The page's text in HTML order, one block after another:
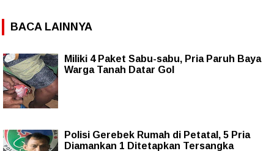
BACA LAINNYA
Miliki 4 Paket Sabu-sabu, Pria Paruh Baya
Warga Tanah Datar Gol
Polisi Gerebek Rumah di Petatal, 5 Pria
Diamankan 1 Ditetapkan Tersangka